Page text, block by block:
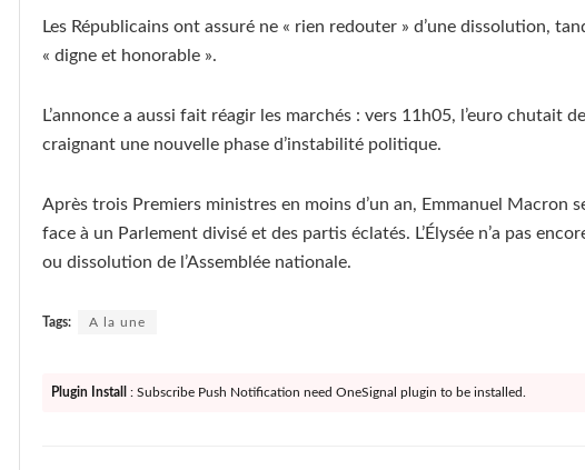
Les Républicains ont assuré ne « rien redouter » d’une dissolution,
« digne et honorable ».
L’annonce a aussi fait réagir les marchés : vers 11h05, l’euro chutait
craignant une nouvelle phase d’instabilité politique.
Après trois Premiers ministres en moins d’un an, Emmanuel Macron
face à un Parlement divisé et des partis éclatés. L’Élysée n’a pas
ou dissolution de l’Assemblée nationale.
Tags: A la une
Plugin Install : Subscribe Push Notification need OneSignal plugin to be installed.